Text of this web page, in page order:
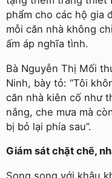
phẩm cho các hộ gia
mỗi căn nhà không
ấm áp nghĩa tình.
Bà Nguyễn Thị Mối
Ninh, bày tỏ: “Tôi
căn nhà kiên cố như
nắng, che mưa mà
bị bỏ lại phía sau”.
Giám sát chặt chẽ,
Song song với khâu